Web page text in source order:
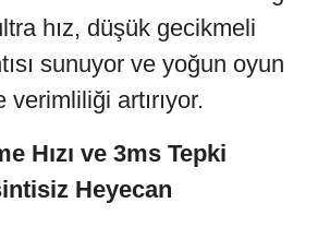
hız, düşük gecikmeli
sunuyor ve yoğun oyun
artırıyor.
Hızı ve 3ms Tepki
Heyecan